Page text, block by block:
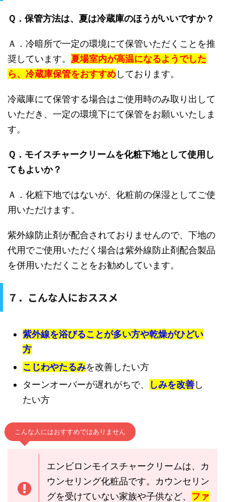
Ｑ．保管方法は、夏は冷蔵庫のほうがいいですか？
Ａ．冷暗所で一定の環境にて保管いただくことを推
奨しています。 夏場室内が高温になるようでした
ら、冷蔵庫保管をおすすめしております。
冷蔵庫にて保管する場合はご使用時のみ取り出して
いただき、一定の環境下にて保管をお願いいたしま
す。
Ｑ．モイスチャークリームを化粧下地として使用し
てもよいか？
Ａ．化粧下地ではないが、化粧前の保湿としてご使
用いただけます。
紫外線防止剤が配合されておりませんので、下地の
代用でご使用いただく場合は紫外線防止剤配合製品
を併用いただくことをお勧めしています。
７．こんな人におススメ
紫外線を浴びることが多い方や乾燥がひどい
方
こじわやたるみを改善したい方
ターンオーバーが遅れがちで、
しみを改善し
たい方
こんな人にはおすすめではありません
エンビロンモイスチャークリームは、カ
ウンセリング化粧品です。カウンセリン
グを受けていない家族や子供など、 ファ